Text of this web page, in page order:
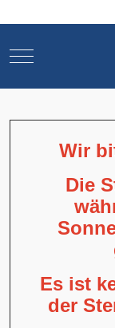
Mobile Menu
Wir
Die
Es ist
der